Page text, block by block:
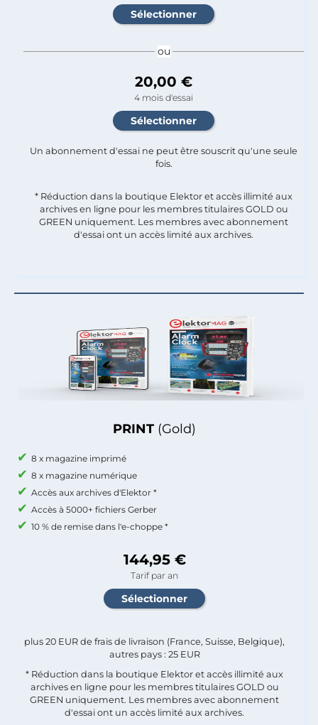
PRINT (Gold)
8 x magazine imprimé
8 x magazine numérique
Accès aux archives d'Elektor *
Accès à 5000+ fichiers Gerber
10 % de remise dans l'e-choppe *
144,95 €
Tarif par an
plus 20 EUR de frais de livraison (France, Suisse, Belgique),
autres pays : 25 EUR
* Réduction dans la boutique Elektor et accès illimité aux
archives en ligne pour les membres titulaires GOLD ou
GREEN uniquement. Les membres avec abonnement
d'essai ont un accès limité aux archives.
ou
20,00 €
4 mois d'essai
Un abonnement d'essai ne peut être souscrit qu'une seule
fois.​
* Réduction dans la boutique Elektor et accès illimité aux
archives en ligne pour les membres titulaires GOLD ou
GREEN uniquement. Les membres avec abonnement
d'essai ont un accès limité aux archives.